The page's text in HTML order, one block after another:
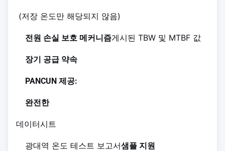
(저장 온도만 해당되지 않음)
전원 손실 보호 메커니즘게시된 TBW 및 MTBF 값
장기 공급 약속
PANCUN 제공:
완전한
데이터시트
광대역 온도 테스트 보고서샘플 지원